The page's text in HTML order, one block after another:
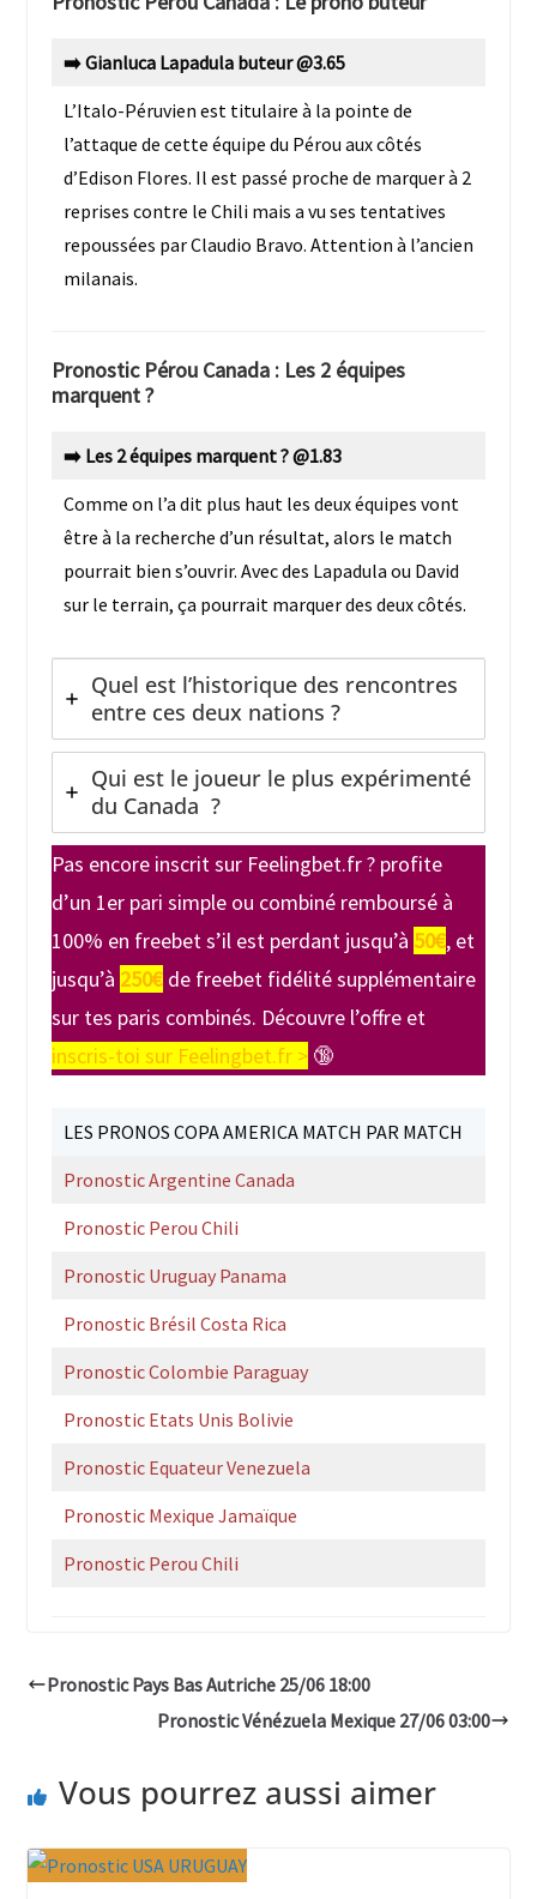
➡️ Gianluca Lapadula buteur @3.65
L’Italo-Péruvien est titulaire à la pointe de
l’attaque de cette équipe du Pérou aux côtés
d’Edison Flores. Il est passé proche de marquer à 2
reprises contre le Chili mais a vu ses tentatives
repoussées par Claudio Bravo. Attention à l’ancien
milanais.
Pronostic Pérou Canada : Les 2 équipes
marquent ?
➡️ Les 2 équipes marquent ?@1.83
Comme on l’a dit plus haut les deux équipes vont
être à la recherche d’un résultat, alors le match
pourrait bien s’ouvrir. Avec des Lapadula ou David
sur le terrain, ça pourrait marquer des deux côtés.
Quel est l’historique des rencontres
entre ces deux nations ?
Qui est le joueur le plus expérimenté
du Canada ?
Pas encore inscrit sur Feelingbet.fr ? profite
d’un 1er pari simple ou combiné remboursé à
100% en freebet s’il est perdant jusqu’à 50€, et
jusqu’à 250€de freebet fidélité supplémentaire
sur tes paris combinés. Découvre l’offre et
inscris-toi sur Feelingbet.fr >🔞
LES PRONOS COPA AMERICA MATCH PAR MATCH
Pronostic Argentine Canada
Pronostic Perou Chili
Pronostic Uruguay Panama
Pronostic Brésil Costa Rica
Pronostic Colombie Paraguay
Pronostic Etats Unis Bolivie
Pronostic Equateur Venezuela
Pronostic Mexique Jamaïque
Pronostic Perou Chili
Pronostic Pays Bas Autriche 25/06 18:00
Pronostic Vénézuela Mexique 27/06 03:00
Vous pourrez aussi aimer